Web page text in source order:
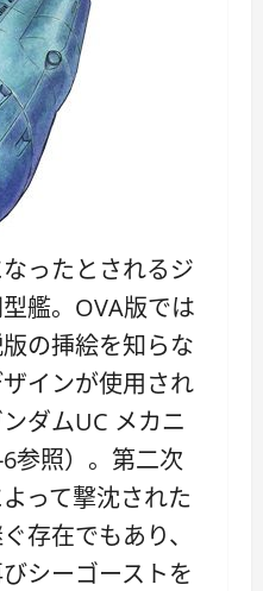
ったとされるジ
艦。OVA版では
の挿絵を知らな
インが使用され
ダムUC メカニ
参照）。第二次
って撃沈された
存在でもあり、
シーゴーストを